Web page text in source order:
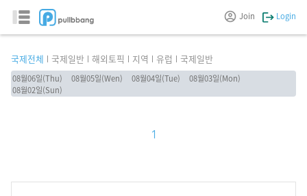
Join Login
국제전체 국제일반 해외토픽 지역 유럽 국제일반
08월06일(Thu) 08월05일(Wen) 08월04일(Tue)
08월03일(Mon)
08월02일(Sun)
1